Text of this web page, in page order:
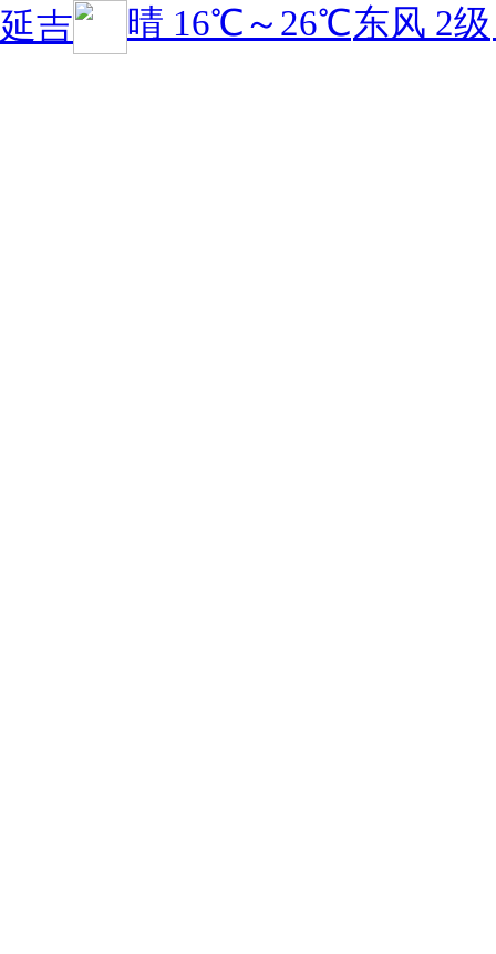
延吉 晴 16℃～ 26℃东风 2级